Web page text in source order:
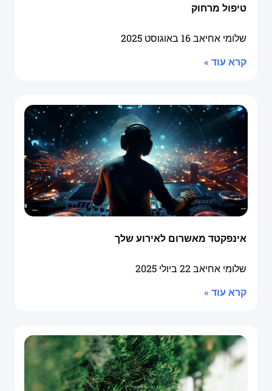
טיפול מרחוק
שלומי אחיאב16 באוגוסט 2025
קרא עוד »
אינפקטד מאשרום לאירוע שלך
שלומי אחיאב22 ביולי 2025
קרא עוד »